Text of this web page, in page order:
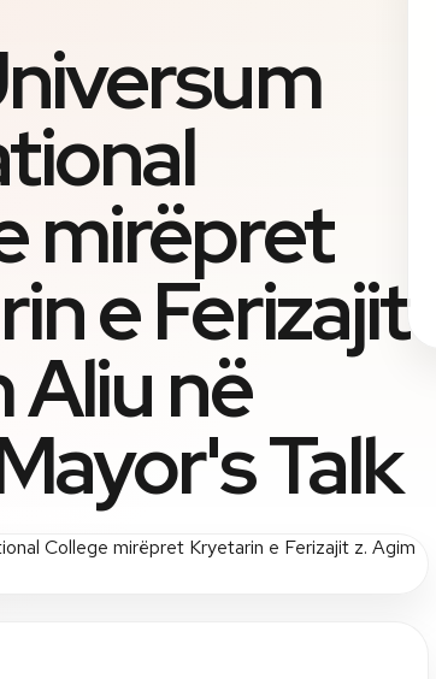
mirëpret
e Ferizajit
Aliu në
Talk